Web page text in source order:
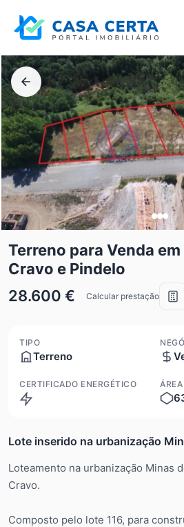
Terreno para Venda
Cravo e Pindelo
28.600 €
Calcular prestação
TIPO
Terreno
CERTIFICADO ENERGÉTICO
Lote inserido na urbanização
Loteamento na urbanização Minas
Cravo.
Composto pelo lote 116, para